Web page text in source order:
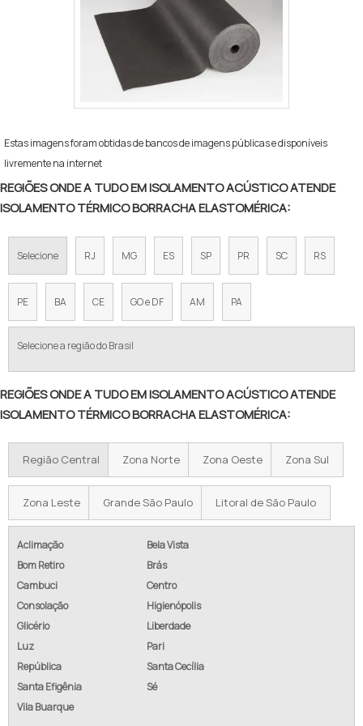
áreas externas Flexível e fácil de instalar
(pode ser colado com adesivo de contato
específico) Vantagens: Previne
condensações e formação de gotículas
Reduz perdas térmicas e aumenta a
HCFC (amigo do meio ambiente) Excelente
custo-benefício para sistemas de baixa
temperatura
Estas imagens foram obtidas de bancos de imagens públicas e disponíveis
livremente na internet
REGIÕES ONDE A TUDO EM ISOLAMENTO ACÚSTICO ATENDE
ISOLAMENTO TÉRMICO BORRACHA ELASTOMÉRICA:
Selecione RJ MG ES SP PR SC RS
PE BA CE GO e DF AM PA
Selecione a região do Brasil
REGIÕES ONDE A TUDO EM ISOLAMENTO ACÚSTICO ATENDE
ISOLAMENTO TÉRMICO BORRACHA ELASTOMÉRICA:
Região Central Zona Norte Zona Oeste Zona Sul
Zona Leste Grande São Paulo Litoral de São Paulo
Aclimação
Bela Vista
Bom Retiro
Brás
Cambuci
Centro
Consolação
Higienópolis
Glicério
Liberdade
Luz
Pari
República
Santa Cecília
Santa Efigênia
Sé
Vila Buarque